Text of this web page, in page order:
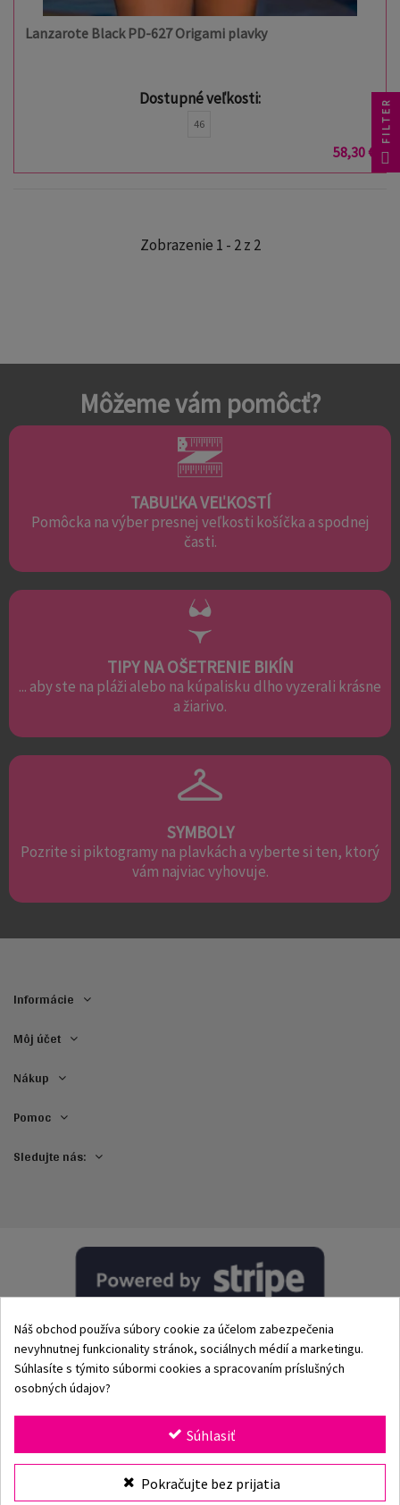
Lanzarote Black PD-627 Origami plavky
Dostupné veľkosti:
46
58,30 €
Zobrazenie 1 - 2 z 2
Môžeme vám pomôcť?
TABUĽKA VEĽKOSTÍ
Pomôcka na výber presnej veľkosti košíčka a spodnej
časti.
TIPY NA OŠETRENIE BIKÍN
... aby ste na pláži alebo na kúpalisku dlho vyzerali krásne
a žiarivo.
SYMBOLY
Pozrite si piktogramy na plavkách a vyberte si ten, ktorý
vám najviac vyhovuje.
Informácie
Môj účet
Nákup
Pomoc
Sledujte nás:
© 2002–2026 Origami-Bikini Kft. Všetky práva vyhradené.
Origami Bikini– prémiové dámske plavky a bikiny priamo
od výrobcu. Objav našu kolekciu pre rok 2026 s klasickými
FILTER
Náš obchod používa súbory cookie za účelom zabezpečenia
nevyhnutnej funkcionality stránok, sociálnych médií a marketingu.
Súhlasíte s týmito súbormi cookies a spracovaním príslušných
osobných údajov?
Súhlasiť
Pokračujte bez prijatia